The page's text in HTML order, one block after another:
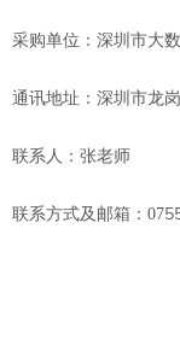
采购单位：深圳市大
通讯地址：深圳市龙
联系人： 张老师
联系方式及邮箱： 07